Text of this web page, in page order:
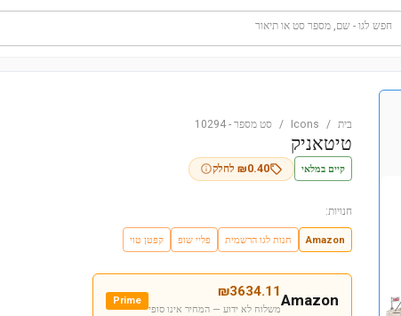
חפש לגו - שם, מספר סט או תיאור
בית /
Icons
/ סט מספר -
10294
טיטאניק
קיים במלאי ₪0.40 לחלק
חנויות:
Amazon חנות לגו הרשמית פליי שופ קפטן טוי
Amazon
₪3634.11
משלוח לא ידוע — המחיר אינו סופי
Prime